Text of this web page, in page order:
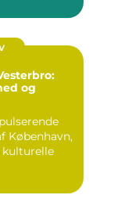
og
København,
kulturelle